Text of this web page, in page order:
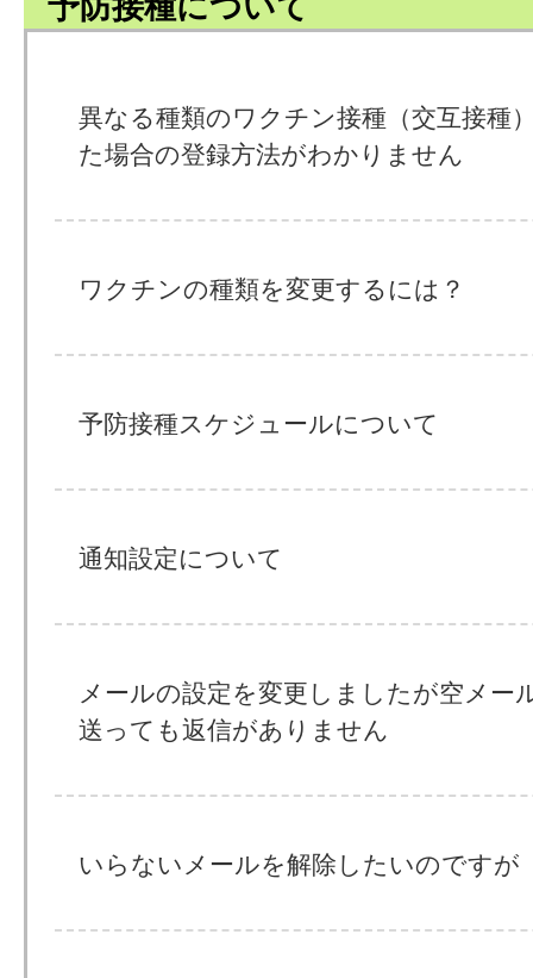
異なる種類のワクチン接種（交互接種
た場合の登録方法がわかりません
ワクチンの種類を変更するには？
予防接種スケジュールについて
通知設定について
メールの設定を変更しましたが空メー
送っても返信がありません
いらないメールを解除したいのですが